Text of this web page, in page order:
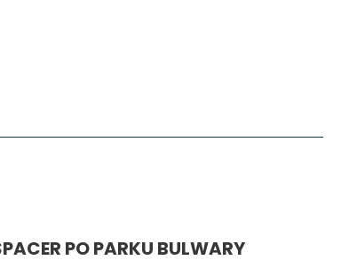
PO PARKU BULWARY